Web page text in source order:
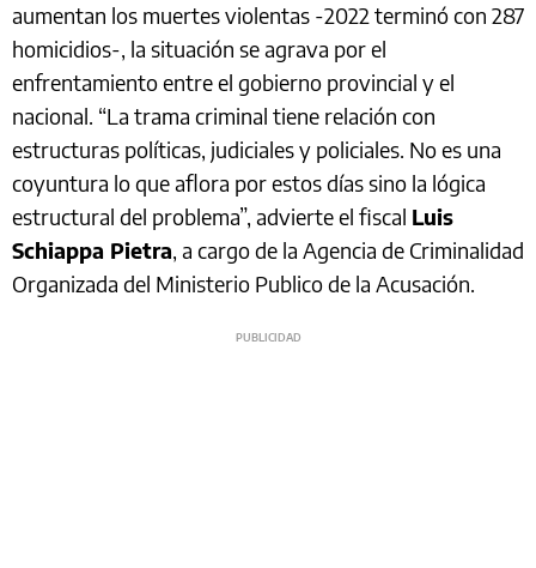
aumentan los muertes violentas -2022 terminó con 287
homicidios-, la situación se agrava por el
enfrentamiento entre el gobierno provincial y el
nacional. “La trama criminal tiene relación con
estructuras políticas, judiciales y policiales. No es una
coyuntura lo que aflora por estos días sino la lógica
estructural del problema”, advierte el fiscal Luis
Schiappa Pietra, a cargo de la Agencia de Criminalidad
Organizada del Ministerio Publico de la Acusación.